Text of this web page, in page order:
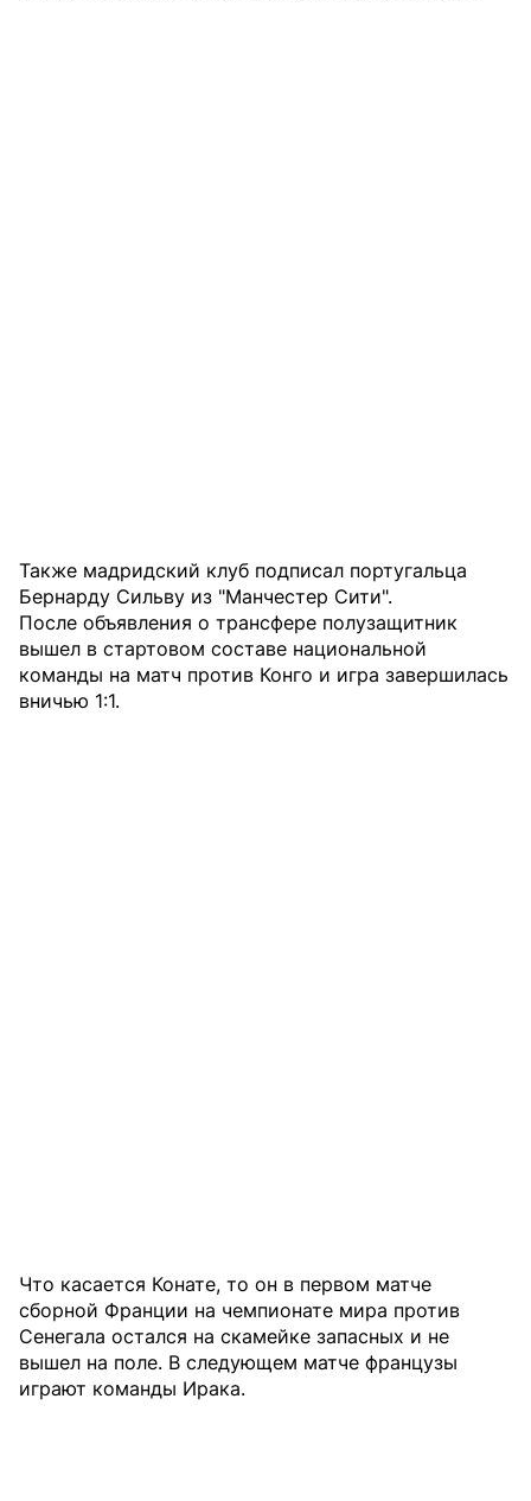
Также мадридский клуб подписал португальца
Бернарду Сильву из "Манчестер Сити".
После объявления о трансфере полузащитник
вышел в стартовом составе национальной
команды на матч против Конго и игра завершилась
вничью 1:1.
Что касается Конате, то он в первом матче
сборной Франции на чемпионате мира против
Сенегала остался на скамейке запасных и не
вышел на поле. В следующем матче французы
играют команды Ирака.